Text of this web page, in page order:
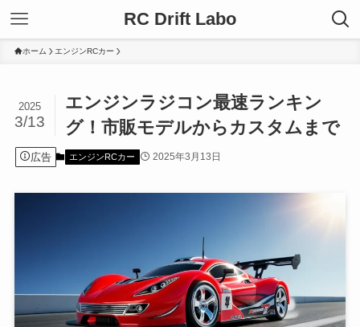
RC Drift Labo
ホーム エンジンRCカー
エンジンラジコン最速ランキン
グ！市販モデルからカスタムまで
2025
3/13
広告 エンジンRCカー 2025年3月13日